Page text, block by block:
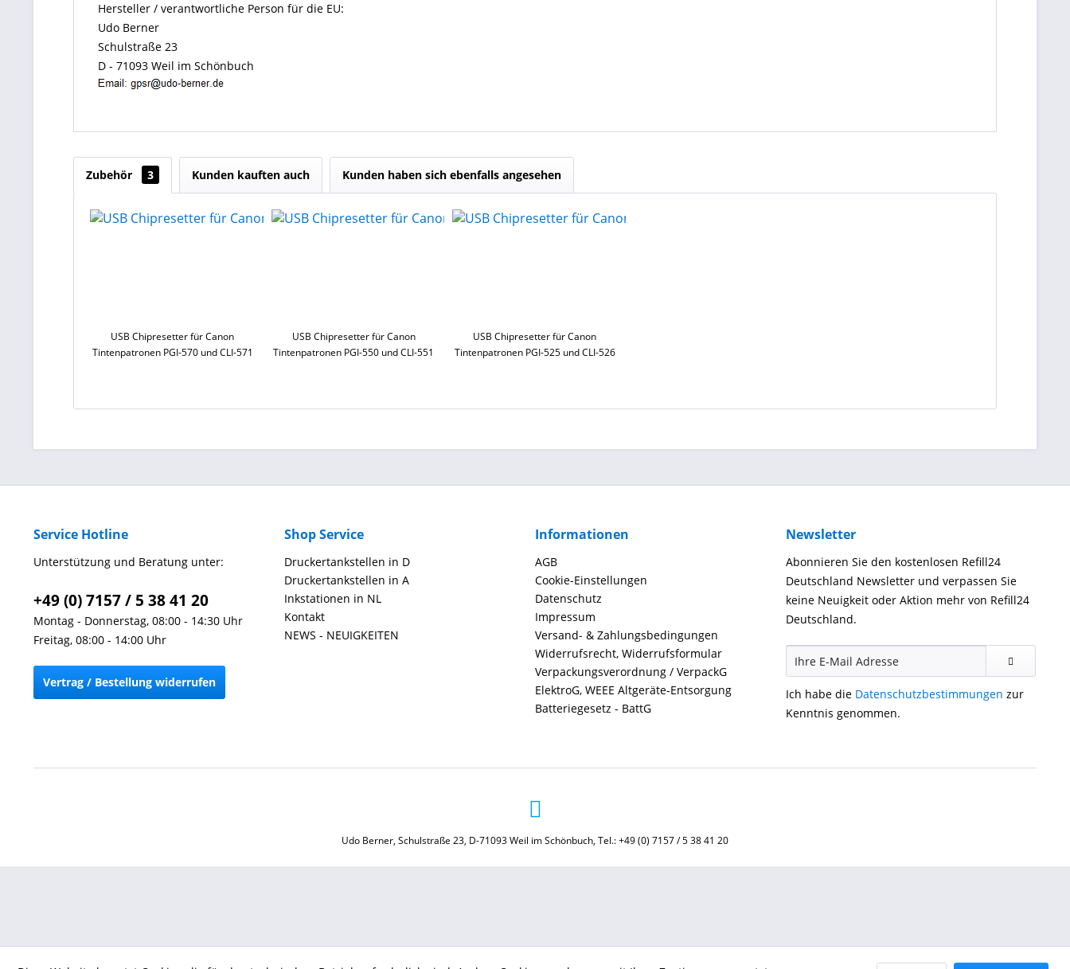
Hersteller / verantwortliche Person für die EU:
Udo Berner
Schulstraße 23
D - 71093 Weil im Schönbuch
Zubehör 3 Kunden kauften auch Kunden haben sich ebenfalls angesehen
USB Chipresetter für Canon
Tintenpatronen PGI-570 und CLI-571
USB Chipresetter für Canon
Tintenpatronen PGI-550 und CLI-551
USB Chipresetter für Canon
Tintenpatronen PGI-525 und CLI-526
Service Hotline
Unterstützung und Beratung unter:
+49 (0) 7157 / 5 38 41 20
Montag - Donnerstag, 08:00 - 14:30 Uhr
Freitag, 08:00 - 14:00 Uhr
Vertrag / Bestellung widerrufen
Shop Service
Druckertankstellen in D
Druckertankstellen in A
Inkstationen in NL
Kontakt
NEWS - NEUIGKEITEN
Informationen
AGB
Cookie-Einstellungen
Datenschutz
Impressum
Versand- & Zahlungsbedingungen
Widerrufsrecht, Widerrufsformular
Verpackungsverordnung / VerpackG
ElektroG, WEEE Altgeräte-Entsorgung
Batteriegesetz - BattG
Newsletter
Abonnieren Sie den kostenlosen Refill24
Deutschland Newsletter und verpassen Sie
keine Neuigkeit oder Aktion mehr von Refill24
Deutschland.
Ich habe die Datenschutzbestimmungen zur
Kenntnis genommen.
Udo Berner, Schulstraße 23, D-71093 Weil im Schönbuch, Tel.: +49 (0) 7157 / 5 38 41 20